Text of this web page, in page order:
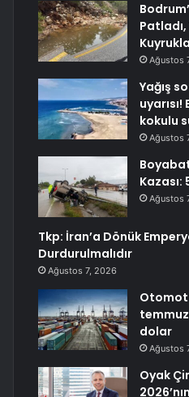
Ağustos
Yağış
kokulu
Ağustos
Kazası:
Ağustos
Tkp: İran’a Dönük
Durdurulmalıdır
Ağustos 7, 2026
dolar
Ağustos
Oyak